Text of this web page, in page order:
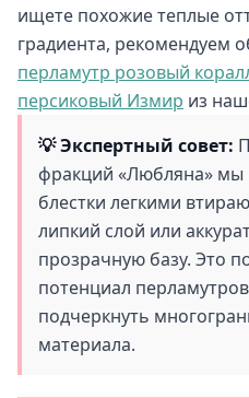
ищете похожие теплые
градиента, рекомендуем
перламутр розовый
персиковый Измир из
💡 Экспертный совет:
фракций «Любляна» мы
блестки легкими
липкий слой или
прозрачную базу. Это
потенциал
подчеркнуть
материала.